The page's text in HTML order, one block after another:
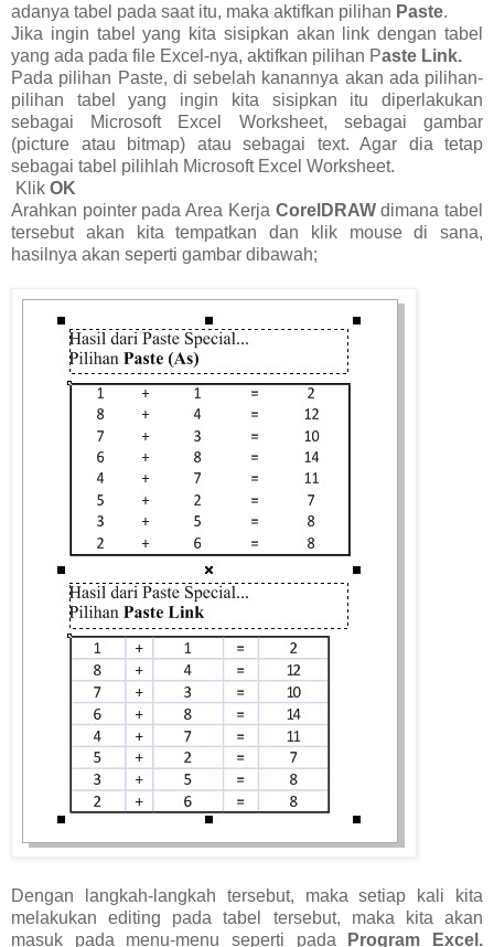
adanya tabel pada saat itu, maka aktifkan pilihan Paste.
Jika ingin tabel yang kita sisipkan akan link dengan tabel
yang ada pada file Excel-nya, aktifkan pilihan Paste Link.
Pada pilihan Paste, di sebelah kanannya akan ada pilihan-
pilihan tabel yang ingin kita sisipkan itu diperlakukan
sebagai Microsoft Excel Worksheet, sebagai gambar
(picture atau bitmap) atau sebagai text. Agar dia tetap
sebagai tabel pilihlah Microsoft Excel Worksheet.
Klik OK
Arahkan pointer pada Area Kerja CorelDRAWdimana tabel
tersebut akan kita tempatkan dan klik mouse di sana,
hasilnya akan seperti gambar dibawah;
Dengan langkah-langkah tersebut, maka setiap kali kita
melakukan editing pada tabel tersebut, maka kita akan
masuk pada menu-menu seperti pada
Program Excel.